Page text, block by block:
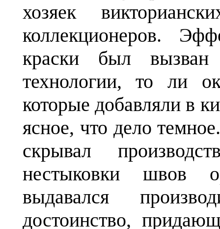
хозяек
коллекционеров.
краски был
технологии, то ли
которые добавляли в
ясное, что дело
скрывал
нестыковки швов
выдавался
достоинство,